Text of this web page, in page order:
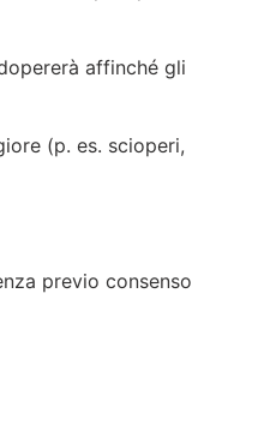
affinché gli
(p. es. scioperi,
previo consenso